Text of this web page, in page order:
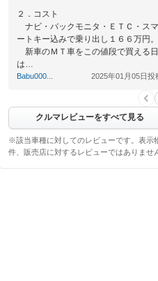
２．コスト
ナビ・バックモニタ・ＥＴＣ・スマ
ートキー込みで乗り出し１６６万円。
新車のＭＴ車をこの値段で買える日
は…
Babu000... 2025年01月05日投
クルマレビューをすべて見る
※該当車種に対してのレビューです。表示
件、販売店に対するレビューではありませ